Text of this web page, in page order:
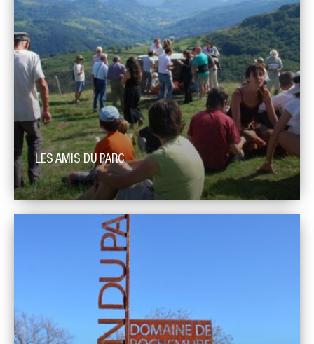
LES AMIS DU PARC
L’association Les Amis du PNR des Monts d’Ardèche